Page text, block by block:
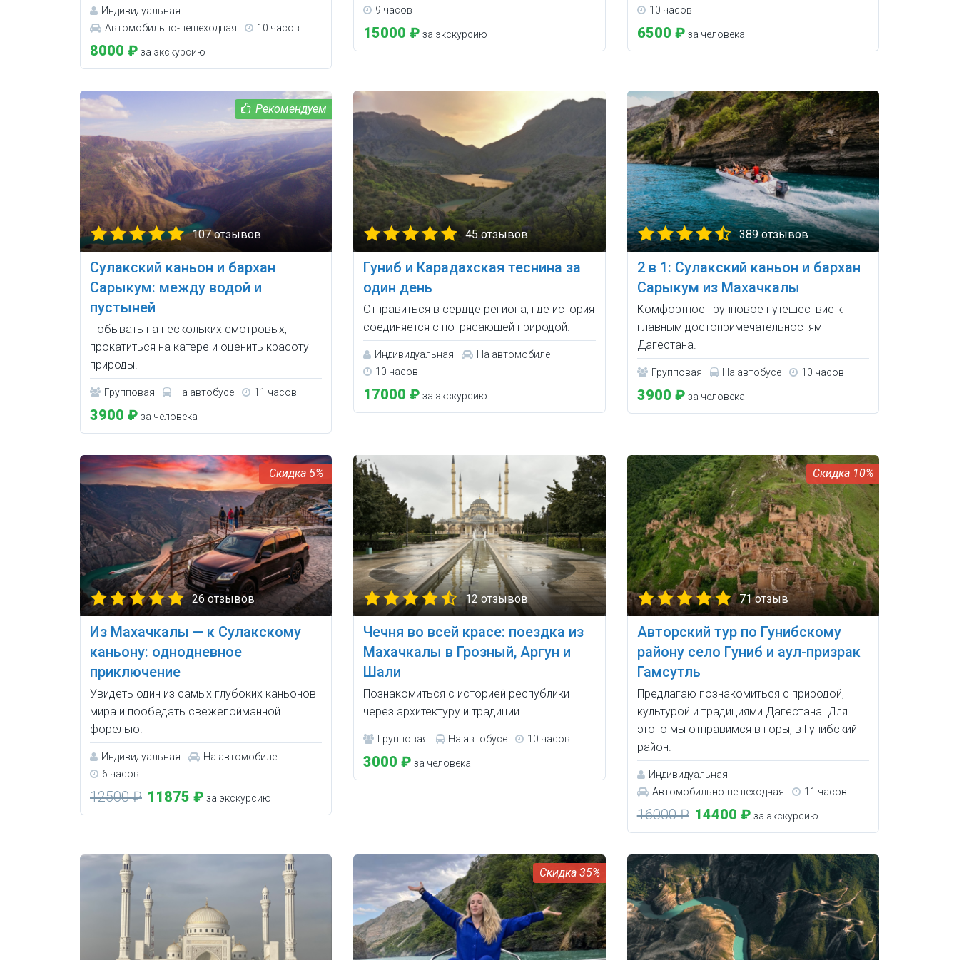
Индивидуальная
Автомобильно-пешеходная
10 часов
8000 ₽ за экскурсию
9 часов
15000 ₽ за экскурсию
10 часов
6500 ₽ за человека
107 отзывов
Сулакский каньон и бархан
Сарыкум: между водой и
пустыней
Побывать на нескольких смотровых,
прокатиться на катере и оценить красоту
природы.
Групповая На автобусе 11 часов
3900 ₽ за человека
45 отзывов
Гуниб и Карадахская теснина за
один день
Отправиться в сердце региона, где история
соединяется с потрясающей природой.
Индивидуальная
На автомобиле
10 часов
17000 ₽ за экскурсию
389 отзывов
2 в 1: Сулакский каньон и бархан
Сарыкум из Махачкалы
Комфортное групповое путешествие к
главным достопримечательностям
Дагестана.
Групповая На автобусе 10 часов
3900 ₽ за человека
5%
26 отзывов
Из Махачкалы — к Сулакскому
каньону: однодневное
приключение
Увидеть один из самых глубоких каньонов
мира и пообедать свежепойманной
форелью.
Индивидуальная
На автомобиле
6 часов
12500 ₽ 11875 ₽ за экскурсию
12 отзывов
Чечня во всей красе: поездка из
Махачкалы в Грозный, Аргун и
Шали
Познакомиться с историей республики
через архитектуру и традиции.
Групповая На автобусе 10 часов
3000 ₽ за человека
10%
71 отзыв
Авторский тур по Гунибскому
району село Гуниб и аул-призрак
Гамсутль
Предлагаю познакомиться с природой,
культурой и традициями Дагестана. Для
этого мы отправимся в горы, в Гунибский
район.
Индивидуальная
Автомобильно-пешеходная
11 часов
16000 ₽ 14400 ₽ за экскурсию
35%